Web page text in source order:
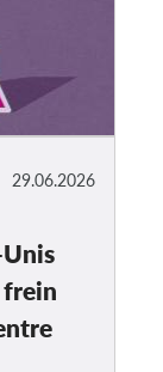
29.06.2026
frein